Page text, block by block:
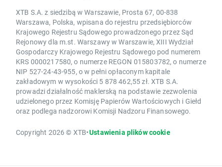
XTB S.A. z siedzibą w Warszawie, Prosta 67, 00-838
Warszawa, Polska, wpisana do rejestru przedsiębiorców
Krajowego Rejestru Sądowego prowadzonego przez Sąd
Rejonowy dla m.st. Warszawy w Warszawie, XIII Wydział
Gospodarczy Krajowego Rejestru Sądowego pod numerem
KRS 0000217580, o numerze REGON 015803782, o numerze
NIP 527-24-43-955, o w pełni opłaconym kapitale
zakładowym w wysokości 5 878 462,55 zł. XTB S.A.
prowadzi działalność maklerską na podstawie zezwolenia
udzielonego przez Komisję Papierów Wartościowych i Giełd
oraz podlega nadzorowi Komisji Nadzoru Finansowego.
Copyright 2026 © XTB•Ustawienia plików cookie